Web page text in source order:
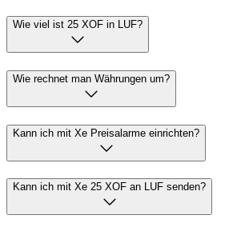
Wie viel ist 25 XOF in LUF?
Wie rechnet man Währungen um?
Kann ich mit Xe Preisalarme einrichten?
Kann ich mit Xe 25 XOF an LUF senden?